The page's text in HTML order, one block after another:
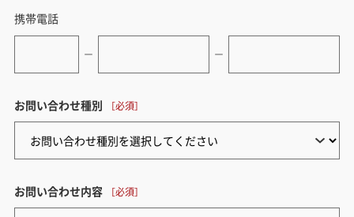
携帯電話
ー ー
お問い合わせ種別
お問い合わせ内容